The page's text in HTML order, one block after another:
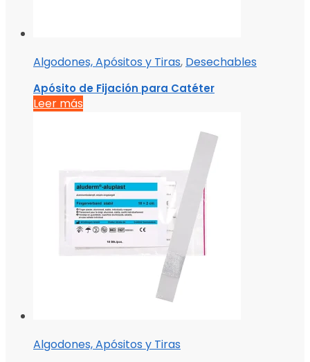
Algodones, Apósitos y Tiras, Desechables
Apósito de Fijación para Catéter
Leer más
Algodones, Apósitos y Tiras